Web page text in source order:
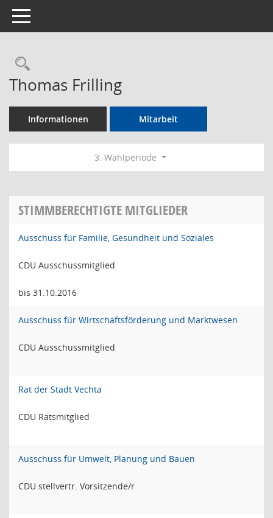
Toggle navigation
Rechercheauswahl
Thomas Frilling
Informationen Mitarbeit
3. Wahlperiode
STIMMBERECHTIGTE MITGLIEDER
Ausschuss für Familie, Gesundheit und Soziales
CDU Ausschussmitglied
bis 31.10.2016
Ausschuss für Wirtschaftsförderung und Marktwesen
CDU Ausschussmitglied
Rat der Stadt Vechta
CDU Ratsmitglied
Ausschuss für Umwelt, Planung und Bauen
CDU stellvertr. Vorsitzende/r